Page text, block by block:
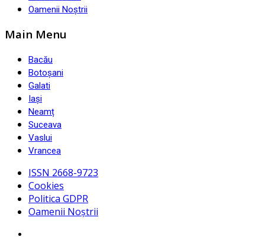
Oamenii Noștrii
Main Menu
Bacău
Botoșani
Galati
Iași
Neamț
Suceava
Vaslui
Vrancea
ISSN 2668-9723
Cookies
Politica GDPR
Oamenii Noștrii